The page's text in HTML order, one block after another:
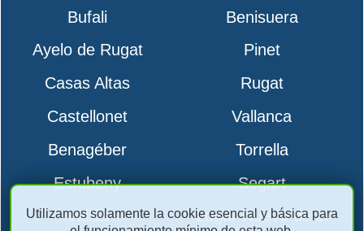
Bufali
Benisuera
Ayelo de Rugat
Pinet
Casas Altas
Rugat
Castellonet
Vallanca
Benagéber
Torrella
Estubeny
Segart
Vallés
Lugar Nuevo de la
Utilizamos solamente la cookie esencial y básica para